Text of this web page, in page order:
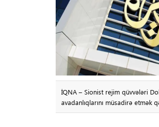
İQNA – Sionist rejim qüvvələri
avadanlıqlarını müsadirə etmək